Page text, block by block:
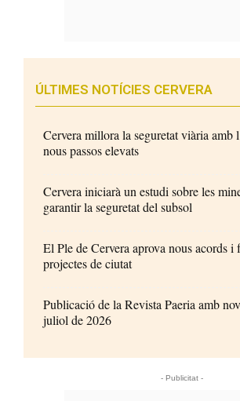
ÚLTIMES NOTÍCIES CERVERA
Cervera millora la seguretat viària amb
nous passos elevats
Cervera iniciarà un estudi sobre les
garantir la seguretat del subsol
El Ple de Cervera aprova nous acords i
projectes de ciutat
Publicació de la Revista Paeria amb
juliol de 2026
- Publicitat -